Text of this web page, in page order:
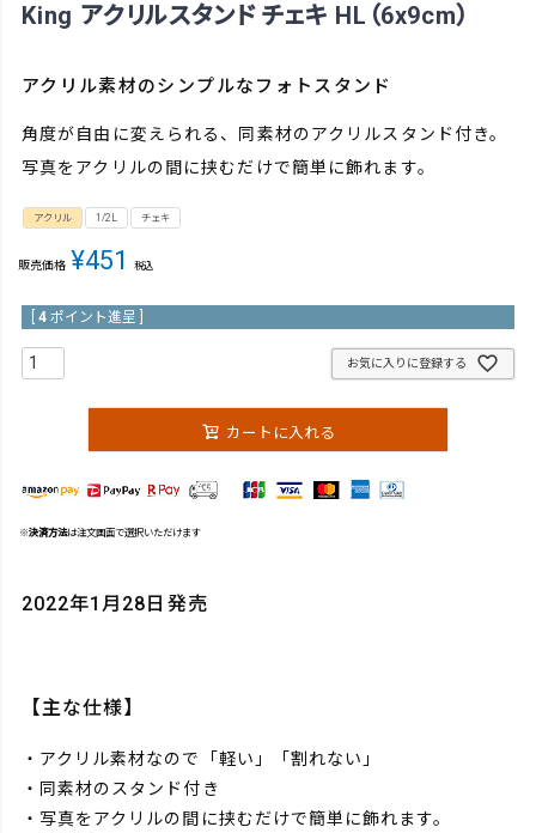
King アクリルスタンド チェキ HL（6x9cm）
アクリル素材のシンプルなフォトスタンド
角度が自由に変えられる、同素材のアクリルスタンド付き。
写真をアクリルの間に挟むだけで簡単に飾れます。
アクリル 1/2L チェキ
販売価格 ¥451 税込
4 ポイント進呈 ]
お気に入りに登録する
カートに入れる
※決済方法は注文画面で選択いただけます
2022年1月28日発売
【主な仕様】
・アクリル素材なので「軽い」「割れない」
・同素材のスタンド付き
・写真をアクリルの間に挟むだけで簡単に飾れます。